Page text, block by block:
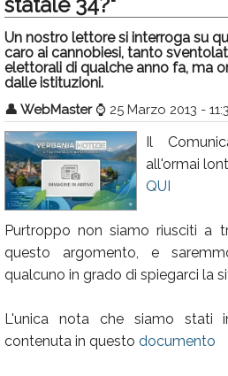
Sport
Eventi
Rubriche
Calendario
Annunci
Un nostro lettore si interroga su
caro ai cannobiesi, tanto
elettorali di qualche anno fa, ma
dalle istituzioni.
👤 WebMaster ⌚ 25 Marzo 2013 -
Il
all'ormai
QUI
Purtroppo non siamo riusciti a
questo argomento, e
qualcuno in grado di spiegarci la
L'unica nota che siamo stati
contenuta in questo documento